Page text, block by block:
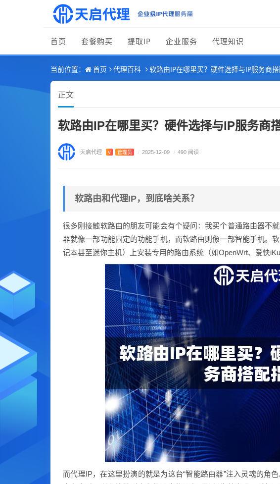
首页 套餐购买 提取IP 企业服务 代理知识
当前位置： 首页 代理百科 软路由IP在哪里买？硬件选择与IP服务商
正文
软路由IP在哪里买？硬件选择与IP服务商
天启代理 V 管理员 / 2025-12-09 / 490 阅读
软路由和代理IP，到底啥关系？
很多刚接触软路由的朋友可能会有个疑问：我买个普通路由器不
器就像一部功能固定的功能手机，而软路由则像一部智能手机。
记本甚至迷你主机）上安装专用的路由系统（如OpenWrt、爱快
而代理IP，在这里扮演的就是为这台“智能路由器”注入灵魂的角